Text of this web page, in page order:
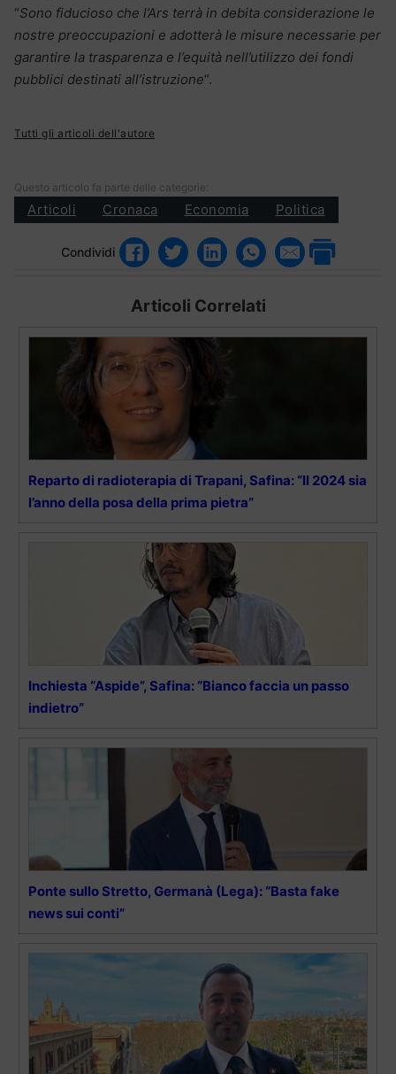
“Sono fiducioso che l’Ars terrà in debita considerazione le
nostre preoccupazioni e adotterà le misure necessarie per
garantire la trasparenza e l’equità nell’utilizzo dei fondi
pubblici destinati all’istruzione“.
Tutti gli articoli dell'autore
Questo articolo fa parte delle categorie:
Articoli Cronaca Economia Politica
Condividi
Articoli Correlati
Reparto di radioterapia di Trapani, Safina: “Il 2024 sia
l’anno della posa della prima pietra”
Inchiesta “Aspide”, Safina: “Bianco faccia un passo
indietro”
Ponte sullo Stretto, Germanà (Lega): “Basta fake
news sui conti”